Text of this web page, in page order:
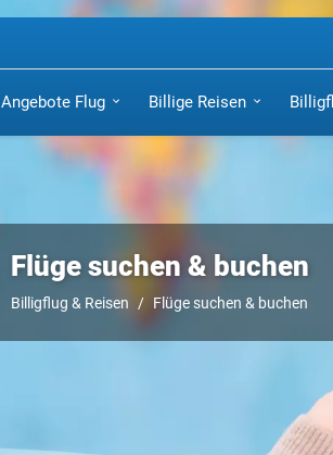
Angebote Flug Billige Reisen
Flüge suchen & buchen
Billigflug & Reisen Flüge suchen & buchen